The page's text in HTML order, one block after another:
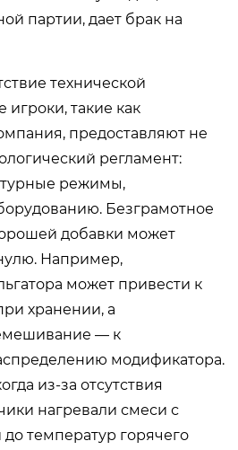
партии, дает брак на
технической
такие как
предоставляют не
регламент:
режимы,
Безграмотное
добавки может
Например,
может привести к
хранении, а
— к
модификатора.
из-за отсутствия
нагревали смеси с
температур горячего